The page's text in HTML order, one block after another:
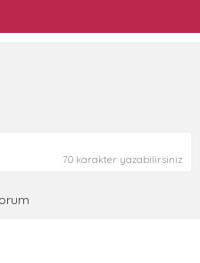
70 karakter yazabilirsiniz.